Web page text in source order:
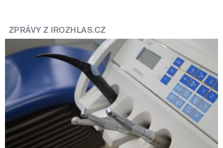
ZPRÁVY Z IROZHLAS.CZ